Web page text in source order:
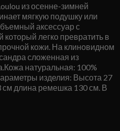
из осенне-зимней
мягкую подушку или
аксессуар с
легко превратить в
кожи. На клиновидном
сложенная из
натуральная: 100%
изделия: Высота 27
длина ремешка 130 см. В